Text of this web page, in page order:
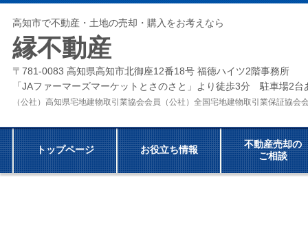
高知市で不動産・土地の売却・購入をお考えなら
縁不動産
〒781-0083 高知県高知市北御座12番18号 福徳ハイツ2階事務所
「JAファーマーズマーケットとさのさと」より徒歩3分 駐車場2台
（公社）高知県宅地建物取引業協会会員（公社）全国宅地建物取引業保証協
トップページ お役立ち情報
不動産売却の
ご相談